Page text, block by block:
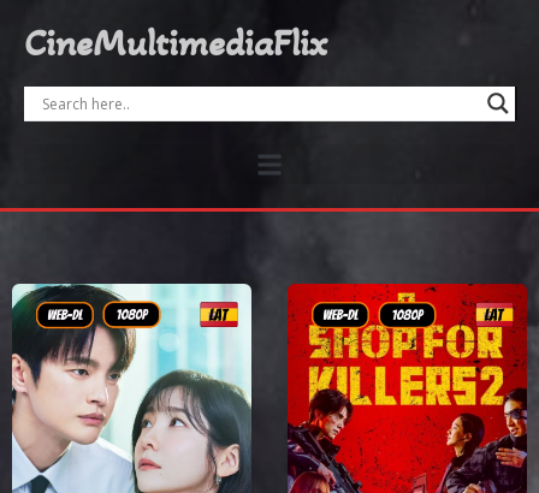
CineMultimediaFlix